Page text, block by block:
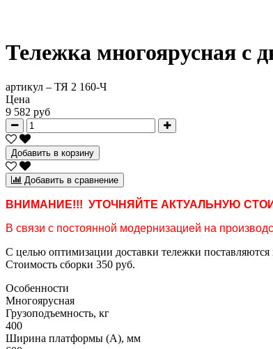
Тележка многоярусная с
артикул – ТЯ 2 160-Ч
Цена
9 582 руб
Добавить в корзину
Добавить в сравнение
ВНИМАНИЕ!!! УТОЧНЯЙТЕ АКТУАЛЬНУЮ
В связи с постоянной модернизацией на
С целью оптимизации доставки тележки
Стоимость сборки 350 руб.
Особенности
Многоярусная
Грузоподъемность, кг
400
Ширина платформы (А), мм